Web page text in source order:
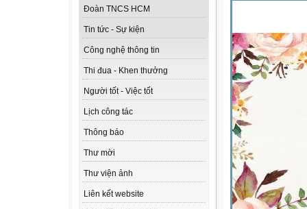
Đoàn TNCS HCM
Tin tức - Sự kiện
Công nghệ thông tin
Thi đua - Khen thưởng
Người tốt - Việc tốt
Lịch công tác
Thông báo
Thư mời
Thư viện ảnh
Liên kết website